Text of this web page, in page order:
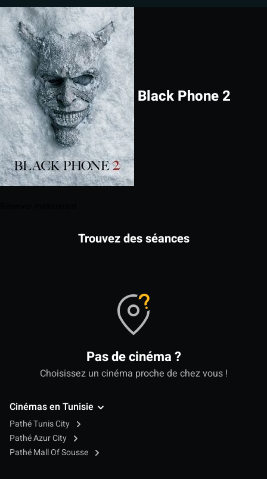
Black Phone 2
Trouvez des séances
Pas de cinéma ?
Choisissez un cinéma proche de chez vous !
Cinémas en Tunisie
Pathé Tunis City
Pathé Azur City
Pathé Mall Of Sousse